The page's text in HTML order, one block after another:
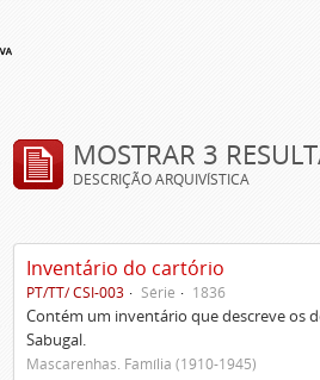
MOSTRAR 3
DESCRIÇÃO ARQUIVÍSTICA
Inventário do cartório
PT/TT/ CSI-003 Série 1836
Contém um inventário que descreve os
Sabugal.
Mascarenhas. Família (1910-1945)